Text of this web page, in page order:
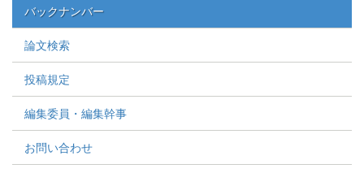
バックナンバー
論文検索
投稿規定
編集委員・編集幹事
お問い合わせ